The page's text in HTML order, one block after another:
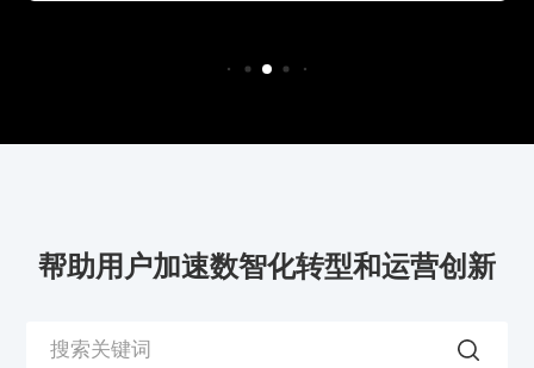
帮助用户加速数智化转型和运营创新